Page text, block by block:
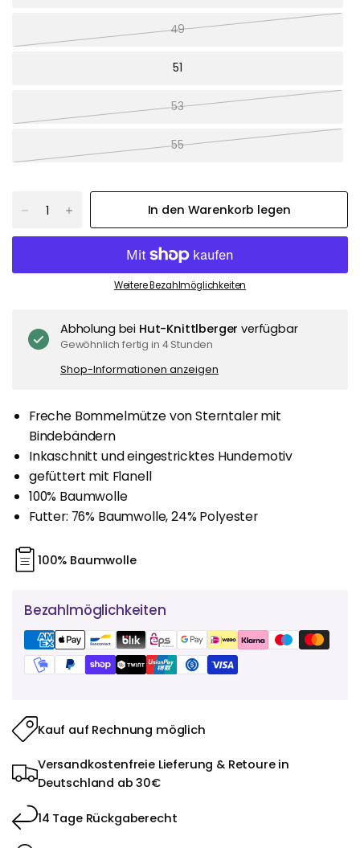
49
51
53
55
In den Warenkorb legen
Weitere Bezahlmöglichkeiten
Abholung bei Hut-Knittlberger verfügbar
Gewöhnlich fertig in 4 Stunden
Shop-Informationen anzeigen
Freche Bommelmütze von Sterntaler mit
Bindebändern
Inkaschnitt und eingestricktes Hundemotiv
gefüttert mit Flanell
100% Baumwolle
Futter: 76% Baumwolle, 24% Polyester
100% Baumwolle
Bezahlmöglichkeiten
Kauf auf Rechnung möglich
Versandkostenfreie Lieferung & Retoure in
Deutschland ab 30€
14 Tage Rückgaberecht